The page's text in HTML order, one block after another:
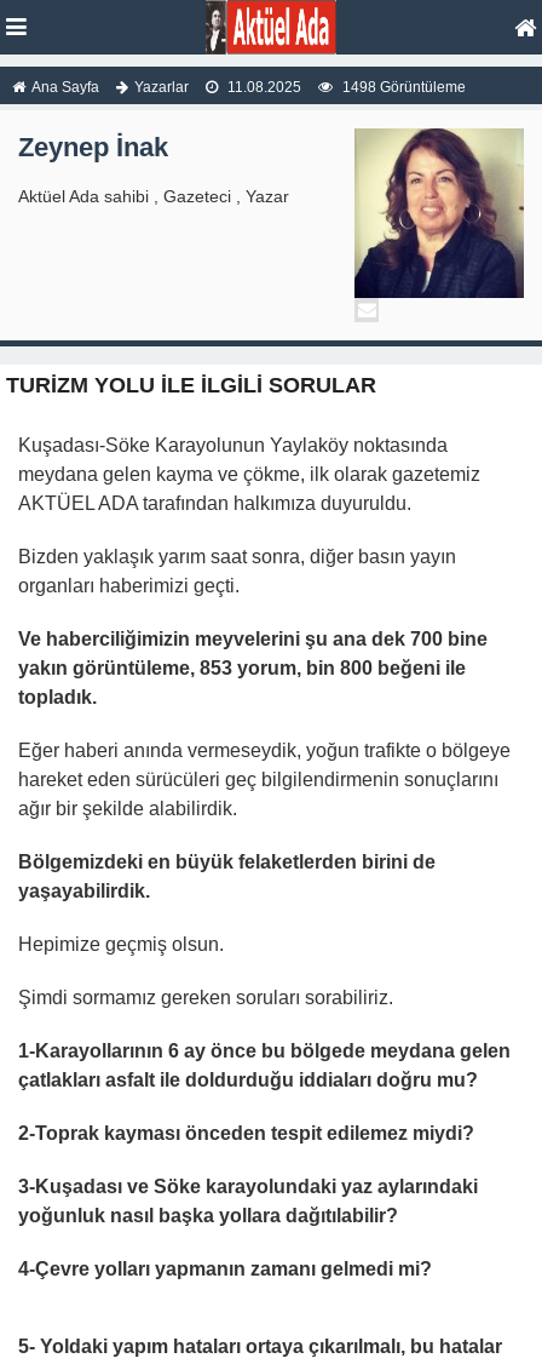
Ana Sayfa Yazarlar 11.08.2025 1498 Görüntüleme
Zeynep İnak
Aktüel Ada sahibi , Gazeteci , Yazar
TURİZM YOLU İLE İLGİLİ SORULAR
Kuşadası-Söke Karayolunun Yaylaköy noktasında
meydana gelen kayma ve çökme, ilk olarak gazetemiz
AKTÜEL ADA tarafından halkımıza duyuruldu.
Bizden yaklaşık yarım saat sonra, diğer basın yayın
organları haberimizi geçti.
Ve haberciliğimizin meyvelerini şu ana dek 700 bine
yakın görüntüleme, 853 yorum, bin 800 beğeni ile
topladık.
Eğer haberi anında vermeseydik, yoğun trafikte o bölgeye
hareket eden sürücüleri geç bilgilendirmenin sonuçlarını
ağır bir şekilde alabilirdik.
Bölgemizdeki en büyük felaketlerden birini de
yaşayabilirdik.
Hepimize geçmiş olsun.
Şimdi sormamız gereken soruları sorabiliriz.
1-Karayollarının 6 ay önce bu bölgede meydana gelen
çatlakları asfalt ile doldurduğu iddiaları doğru mu?
2-Toprak kayması önceden tespit edilemez miydi?
3-Kuşadası ve Söke karayolundaki yaz aylarındaki
yoğunluk nasıl başka yollara dağıtılabilir?
4-Çevre yolları yapmanın zamanı gelmedi mi?
5- Yoldaki yapım hataları ortaya çıkarılmalı, bu hatalar